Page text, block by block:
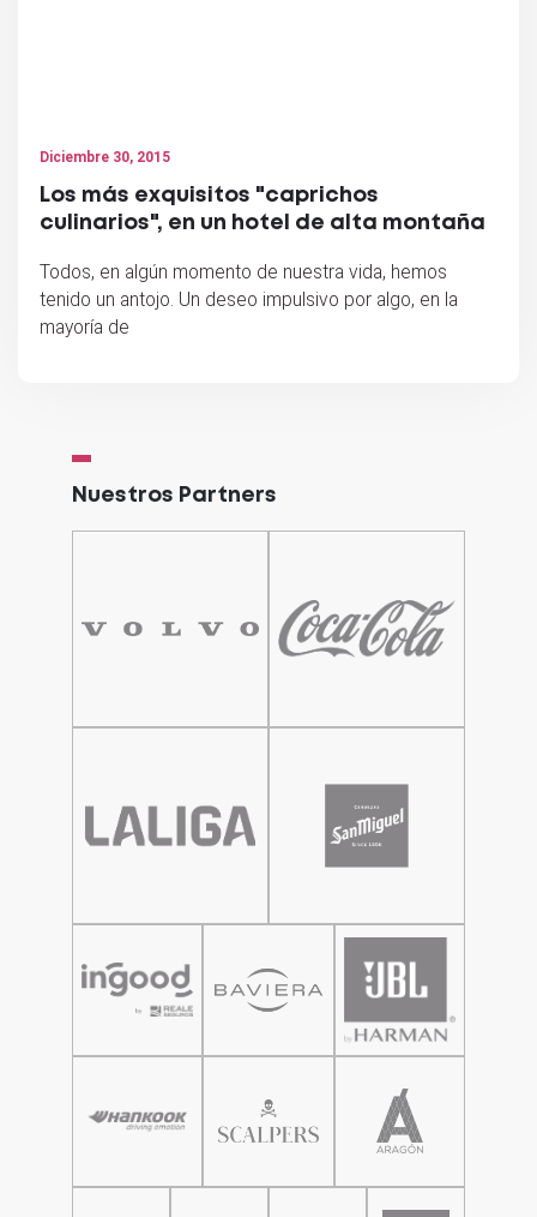
Diciembre 30, 2015
Los más exquisitos "caprichos
culinarios", en un hotel de alta montaña
Todos, en algún momento de nuestra vida, hemos
tenido un antojo. Un deseo impulsivo por algo, en la
mayoría de
Nuestros Partners